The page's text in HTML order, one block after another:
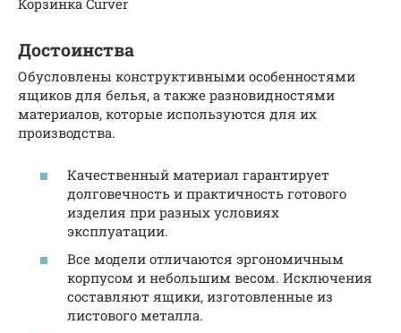
Корзинка Curver
Достоинства
Обусловлены конструктивными особенностями
ящиков для белья, а также разновидностями
материалов, которые используются для их
производства.
Качественный материал гарантирует
долговечность и практичность готового
изделия при разных условиях
эксплуатации.
Все модели отличаются эргономичным
корпусом и небольшим весом. Исключения
составляют ящики, изготовленные из
листового металла.